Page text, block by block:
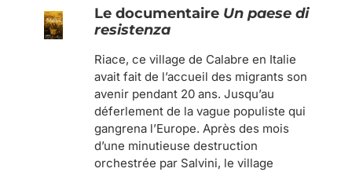
Le documentaire Un paese di
resistenza
Riace, ce village de Calabre en Italie
avait fait de l’accueil des migrants son
avenir pendant 20 ans. Jusqu’au
déferlement de la vague populiste qui
gangrena l’Europe. Après des mois
d’une minutieuse destruction
orchestrée par Salvini, le village